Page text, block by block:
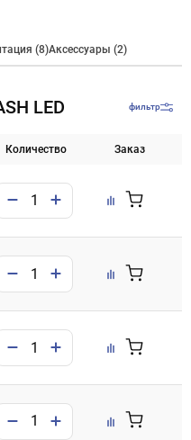
(8)Аксессуары (2)
LED фильтр
Количество Заказ